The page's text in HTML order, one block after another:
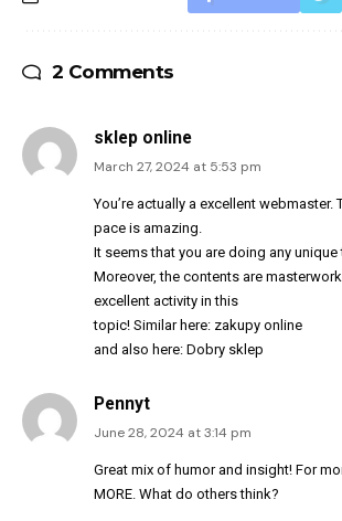
2 Comments
sklep online
March 27, 2024 at 5:53 pm
You’re actually a excellent webmaster.
pace is amazing.
It seems that you are doing any unique
Moreover, the contents are
excellent activity in this
topic! Similar here: zakupy online
and also here: Dobry sklep
Pennyt
June 28, 2024 at 3:14 pm
Great mix of humor and insight! For
MORE. What do others think?